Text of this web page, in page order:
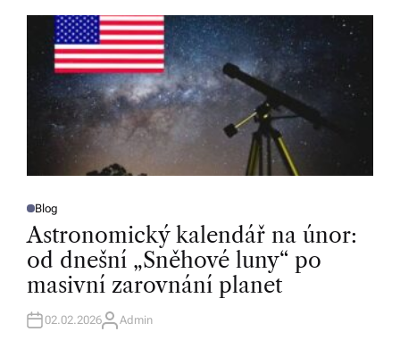
R
P
S
T
E
D
I
N
Blog
Astronomický kalendář na únor:
od dnešní „Sněhové luny“ po
masivní zarovnání planet
02.02.2026A
Admin